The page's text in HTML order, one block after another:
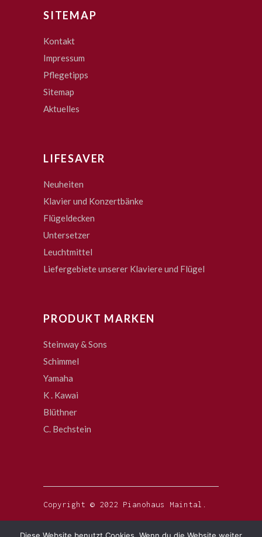
SITEMAP
Kontakt
Impressum
Pflegetipps
Sitemap
Aktuelles
LIFESAVER
Neuheiten
Klavier und Konzertbänke
Flügeldecken
Untersetzer
Leuchtmittel
Liefergebiete unserer Klaviere und Flügel
PRODUKT MARKEN
Steinway & Sons
Schimmel
Yamaha
K . Kawai
Blüthner
C. Bechstein
Copyright © 2022 Pianohaus Maintal.